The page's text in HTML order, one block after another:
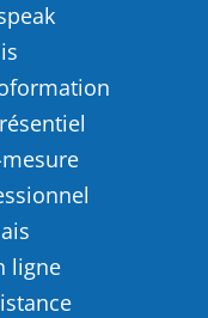
ligne